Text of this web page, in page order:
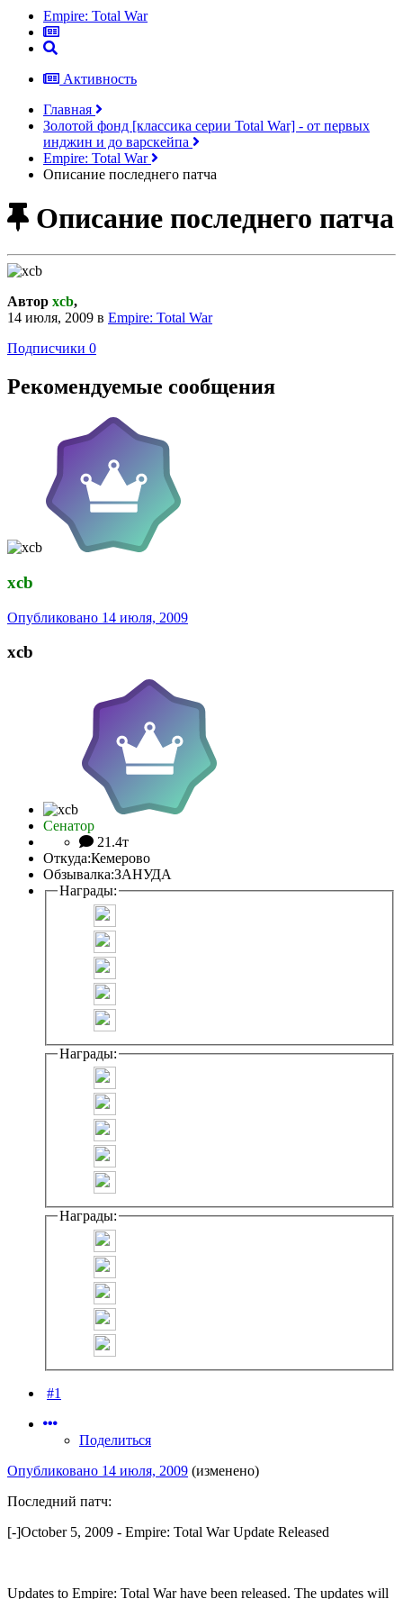
Empire: Total War
Активность
Главная
Золотой фонд [классика серии Total War] - от первых
инджин и до варскейпа
Empire: Total War
Описание последнего патча
Описание последнего патча
Автор xcb,
14 июля, 2009 в Empire: Total War
Подписчики 0
Рекомендуемые сообщения
xcb
Опубликовано 14 июля, 2009
xcb
Сенатор
21.4т
Откуда:Кемерово
Обзывалка:ЗАНУДА
Награды:
Награды:
Награды:
#1
Поделиться
Опубликовано 14 июля, 2009 (изменено)
Последний патч:
[-]October 5, 2009 - Empire: Total War Update Released
Updates to Empire: Total War have been released. The updates will